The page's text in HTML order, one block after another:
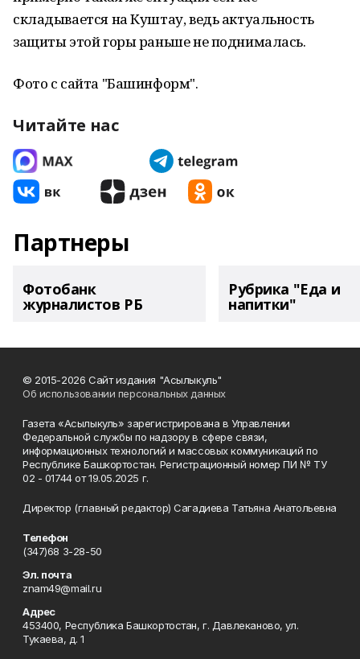
складывается на Куштау, ведь актуальность
защиты этой горы раньше не поднималась.
Фото с сайта "Башинформ".
Читайте нас
Партнеры
Фотобанк
журналистов РБ
Рубрика "Еда и
напитки"
© 2015-2026 Сайт издания "Асылыкуль"
Об использовании персональных данных
Газета «Асылыкуль» зарегистрирована в Управлении
Федеральной службы по надзору в сфере связи,
информационных технологий и массовых коммуникаций по
Республике Башкортостан. Регистрационный номер ПИ № ТУ
02 - 01744 от 19.05.2025 г.
Директор (главный редактор) Сагадиева Татьяна Анатольевна
Телефон
(347)68 3-28-50
Эл. почта
znam49@mail.ru
Адрес
453400, Республика Башкортостан, г. Давлеканово, ул.
Тукаева, д. 1